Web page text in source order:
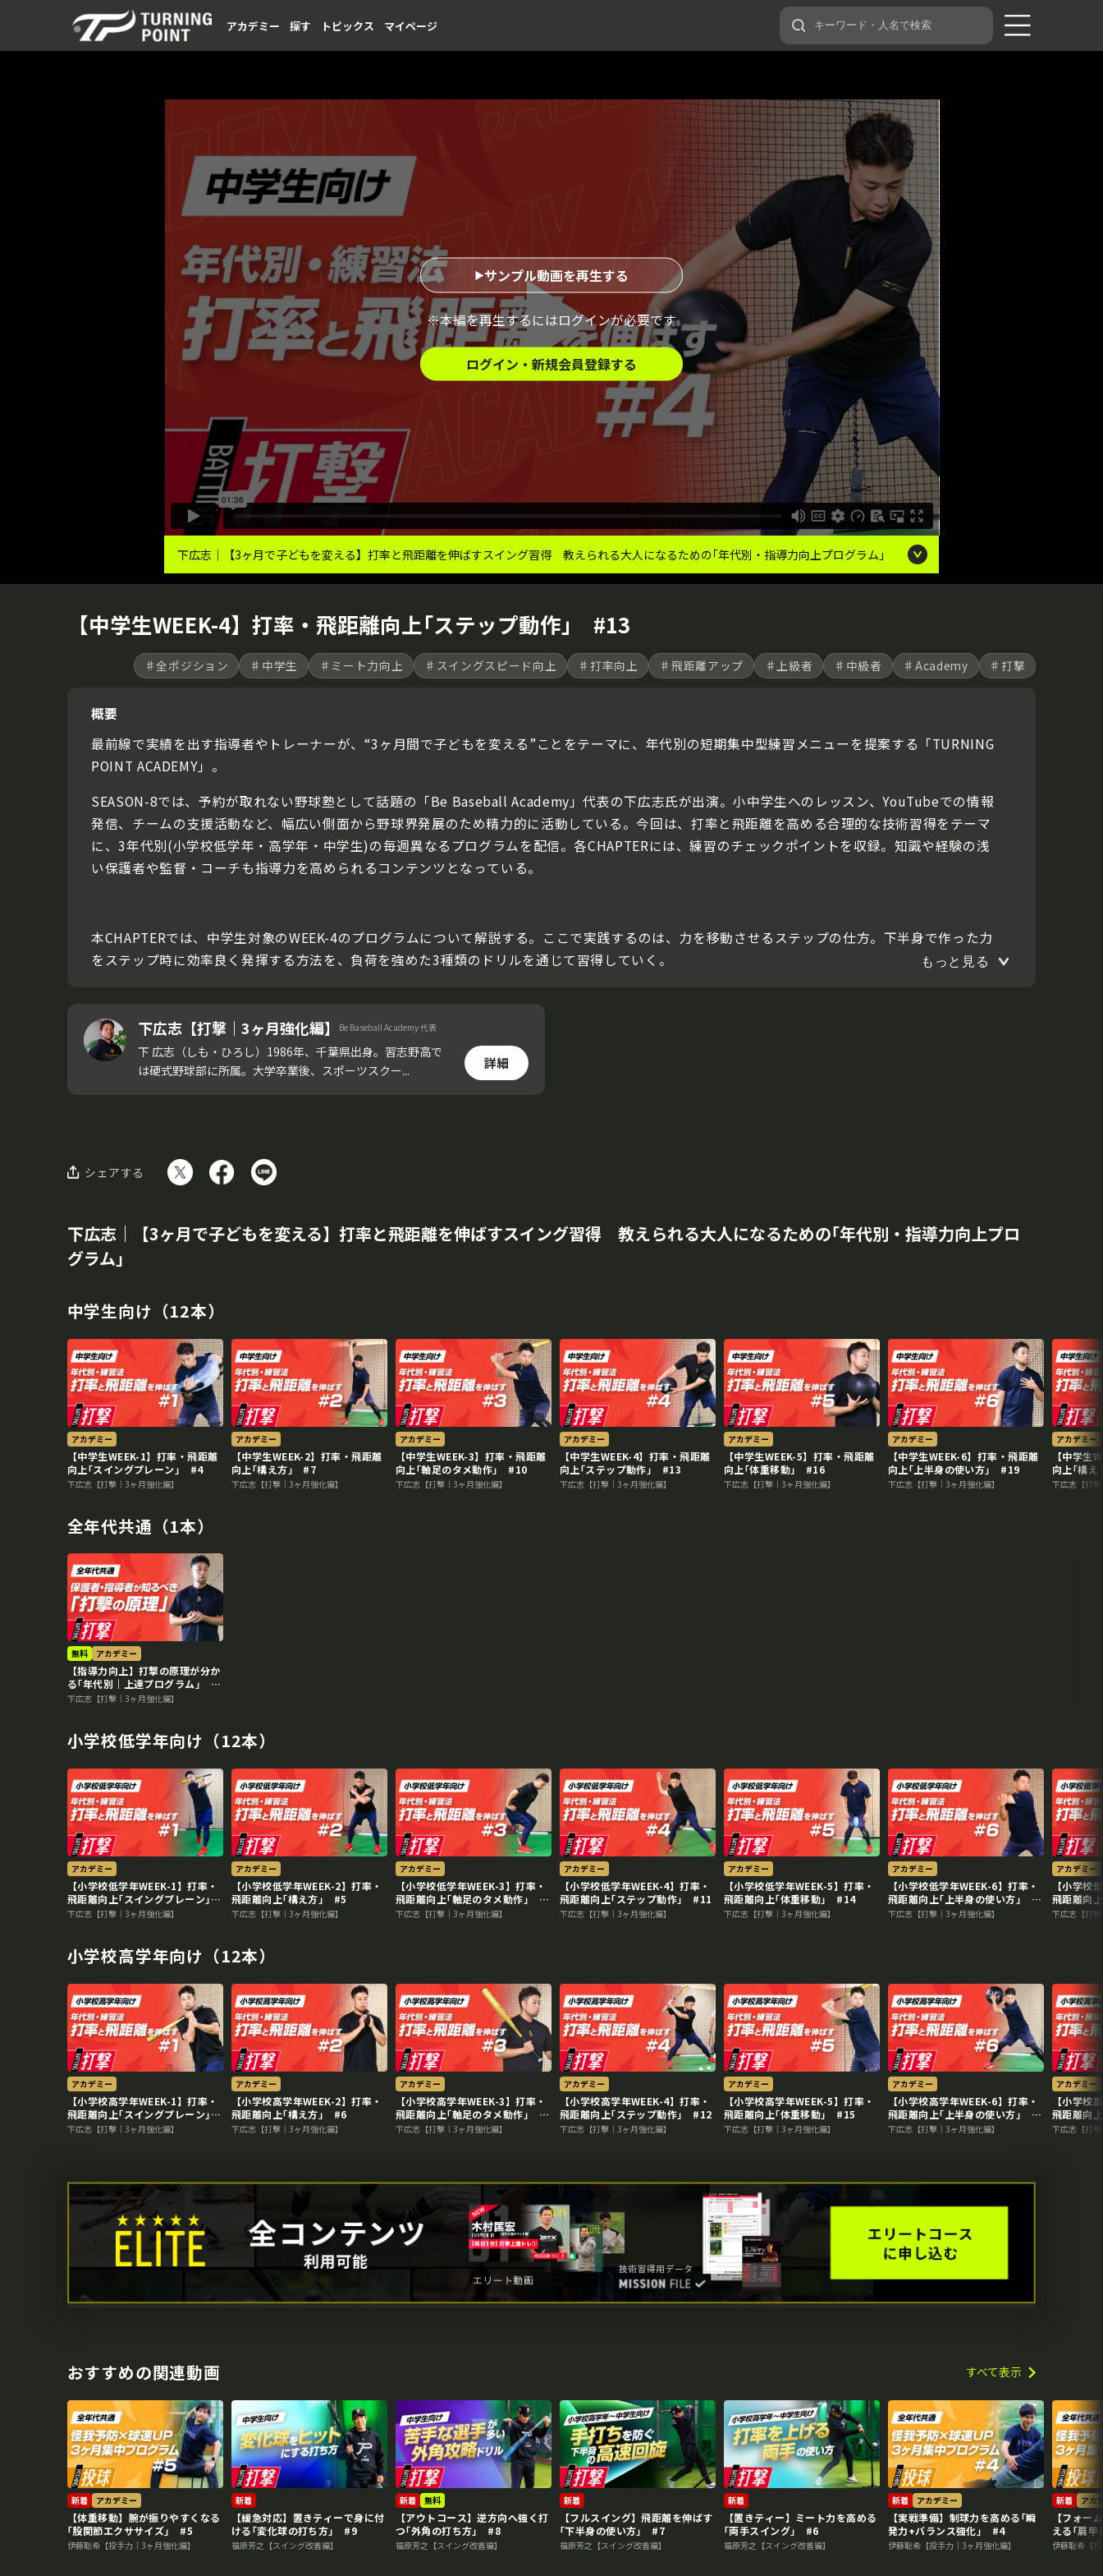
アカデミー 探す トピックス マイページ
下広志｜【3ヶ月で子どもを変える】打率と飛距離を伸ばすスイング習得 教えられる大人になるための｢年代別・指導力向上プログラム｣
※本編を再生するにはログインが必要です
サンプル動画を再生する
ログイン・新規会員登録する
【中学生WEEK-4】打率・飛距離向上｢ステップ動作｣ #13
♯全ポジション ♯中学生 ♯ミート力向上 ♯スイングスピード向上 ♯打率向上 ♯飛距離アップ ♯上級者 ♯中級者 ♯Academy ♯打撃
概要
最前線で実績を出す指導者やトレーナーが、“3ヶ月間で子どもを変える”ことをテーマに、年代別の短期集中型練習メニューを提案する「TURNING
POINT ACADEMY」。
SEASON-8では、予約が取れない野球塾として話題の「Be Baseball Academy」代表の下広志氏が出演。小中学生へのレッスン、YouTubeでの情報
発信、チームの支援活動など、幅広い側面から野球界発展のため精力的に活動している。今回は、打率と飛距離を高める合理的な技術習得をテーマ
に、3年代別(小学校低学年・高学年・中学生)の毎週異なるプログラムを配信。各CHAPTERには、練習のチェックポイントを収録。知識や経験の浅
い保護者や監督・コーチも指導力を高められるコンテンツとなっている。
本CHAPTERでは、中学生対象のWEEK-4のプログラムについて解説する。ここで実践するのは、力を移動させるステップの仕方。下半身で作った力
をステップ時に効率良く発揮する方法を、負荷を強めた3種類のドリルを通じて習得していく。
もっと見る
下広志【打撃｜3ヶ月強化編】 Be Baseball Academy 代表
下 広志（しも・ひろし）1986年、千葉県出身。習志野高で
は硬式野球部に所属。大学卒業後、スポーツスクー...
詳細
シェアする
下広志｜【3ヶ月で子どもを変える】打率と飛距離を伸ばすスイング習得 教えられる大人になるための｢年代別・指導力向上プロ
グラム｣
中学生向け（12本）
アカデミー
【中学生WEEK-1】打率・飛距離
向上｢スイングプレーン｣ #4
下広志【打撃｜3ヶ月強化編】
アカデミー
【中学生WEEK-2】打率・飛距離
向上｢構え方｣ #7
下広志【打撃｜3ヶ月強化編】
アカデミー
【中学生WEEK-3】打率・飛距離
向上｢軸足のタメ動作｣ #10
下広志【打撃｜3ヶ月強化編】
再生中
アカデミー
【中学生WEEK-4】打率・飛距離
向上｢ステップ動作｣ #13
下広志【打撃｜3ヶ月強化編】
アカデミー
【中学生WEEK-5】打率・飛距離
向上｢体重移動｣ #16
下広志【打撃｜3ヶ月強化編】
アカデミー
【中学生WEEK-6】打率・飛距離
向上｢上半身の使い方｣ #19
下広志【打撃｜3ヶ月強化編】
アカデミー
【中学生
向上｢構
下広志【打
全年代共通（1本）
無料 アカデミー
【指導力向上】打撃の原理が分か
る｢年代別｜上達プログラム｣
#1
下広志【打撃｜3ヶ月強化編】
小学校低学年向け（12本）
アカデミー
【小学校低学年WEEK-1】打率・
飛距離向上｢スイングプレーン｣
#2
下広志【打撃｜3ヶ月強化編】
アカデミー
【小学校低学年WEEK-2】打率・
飛距離向上｢構え方｣ #5
下広志【打撃｜3ヶ月強化編】
アカデミー
【小学校低学年WEEK-3】打率・
飛距離向上｢軸足のタメ動作｣
#8
下広志【打撃｜3ヶ月強化編】
アカデミー
【小学校低学年WEEK-4】打率・
飛距離向上｢ステップ動作｣ #11
下広志【打撃｜3ヶ月強化編】
アカデミー
【小学校低学年WEEK-5】打率・
飛距離向上｢体重移動｣ #14
下広志【打撃｜3ヶ月強化編】
アカデミー
【小学校低学年WEEK-6】打率・
飛距離向上｢上半身の使い方｣
#17
下広志【打撃｜3ヶ月強化編】
アカデミー
【小学校
飛距離向
#20
下広志【打
小学校高学年向け（12本）
アカデミー
【小学校高学年WEEK-1】打率・
飛距離向上｢スイングプレーン｣
#3
下広志【打撃｜3ヶ月強化編】
アカデミー
【小学校高学年WEEK-2】打率・
飛距離向上｢構え方｣ #6
下広志【打撃｜3ヶ月強化編】
アカデミー
【小学校高学年WEEK-3】打率・
飛距離向上｢軸足のタメ動作｣
#9
下広志【打撃｜3ヶ月強化編】
アカデミー
【小学校高学年WEEK-4】打率・
飛距離向上｢ステップ動作｣ #12
下広志【打撃｜3ヶ月強化編】
アカデミー
【小学校高学年WEEK-5】打率・
飛距離向上｢体重移動｣ #15
下広志【打撃｜3ヶ月強化編】
アカデミー
【小学校高学年WEEK-6】打率・
飛距離向上｢上半身の使い方｣
#18
下広志【打撃｜3ヶ月強化編】
アカデミー
【小学校
飛距離向
#21
下広志【打
おすすめの関連動画 すべて表示
新着 アカデミー
【体重移動】腕が振りやすくなる
｢股関節エクササイズ｣ #5
伊藤聡希【投手力｜3ヶ月強化編】
新着
【緩急対応】置きティーで身に付
ける｢変化球の打ち方｣ #9
福原芳之【スイング改善編】
新着 無料
【アウトコース】逆方向へ強く打
つ｢外角の打ち方｣ #8
福原芳之【スイング改善編】
新着
【フルスイング】飛距離を伸ばす
｢下半身の使い方｣ #7
福原芳之【スイング改善編】
新着
【置きティー】ミート力を高める
｢両手スイング｣ #6
福原芳之【スイング改善編】
新着 アカデミー
【実戦準備】制球力を高める｢瞬
発力+バランス強化｣ #4
伊藤聡希【投手力｜3ヶ月強化編】
新着 アカ
【フォー
える｢肩
#3
伊藤聡希【